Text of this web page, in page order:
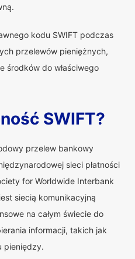
kodu SWIFT podczas
przelewów pieniężnych,
środków do właściwego
SWIFT?
przelew bankowy
sieci płatności
for Worldwide Interbank
siecią komunikacyjną
na całym świecie do
informacji, takich jak
pieniędzy.